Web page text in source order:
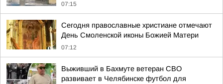
07:15
Сегодня православные христиане отмечают
День Смоленской иконы Божией Матери
07:12
Выживший в Бахмуте ветеран СВО
развивает в Челябинске футбол для